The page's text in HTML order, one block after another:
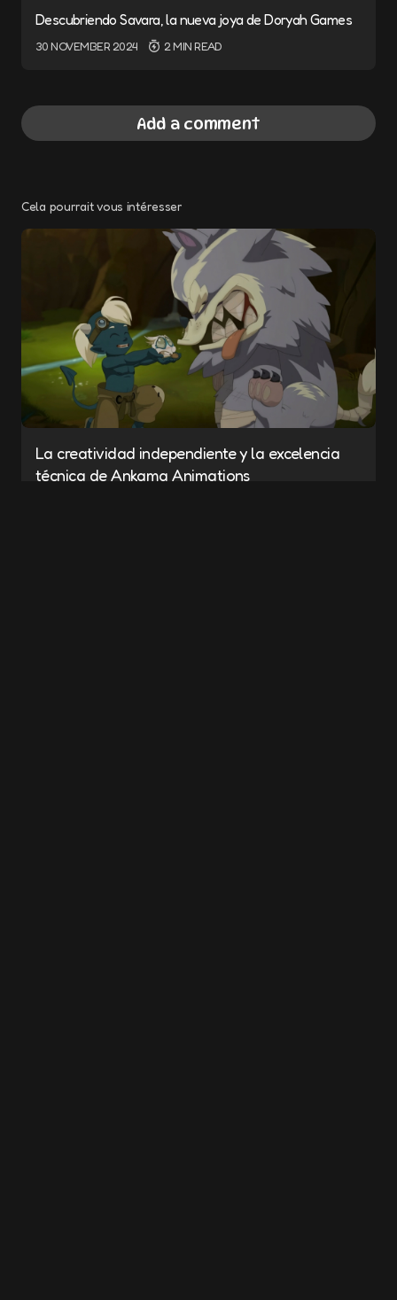
Descubriendo Savara, la nueva joya de Doryah Games
30 NOVEMBER 2024 2 MIN READ
Add a comment
Your email address will not be published.
Required fields are marked*
Message *
Name*
Cela pourrait vous intéresser
La creatividad independiente y la excelencia
técnica de Ankama Animations